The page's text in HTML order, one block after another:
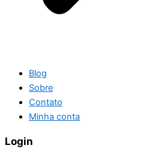
Blog
Sobre
Contato
Minha conta
Login